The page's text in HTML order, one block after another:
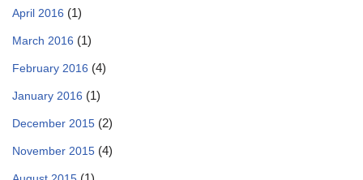
April 2016 (1)
March 2016 (1)
February 2016 (4)
January 2016 (1)
December 2015 (2)
November 2015 (4)